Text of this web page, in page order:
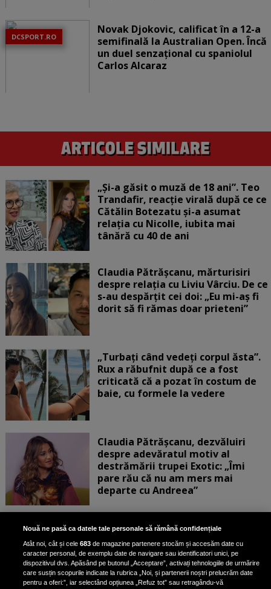
DCSPORT.RO
Novak Djokovic, calificat în a 12-a
semifinală la Australian Open. Încă
un duel senzațional cu spaniolul
Carlos Alcaraz
„Și-a găsit o muză de 18 ani”. Teo
Trandafir, reacție virală după ce ce
Cătălin Botezatu și-a asumat
relația cu Nicolle, iubita mai
tânără cu 40 de ani
Claudia Pătrășcanu, mărturisiri
despre relația cu Liviu Vârciu. De ce
s-au despărțit cei doi: „Eu mi-aș fi
dorit să fi rămas doar prieteni”
„Turbați când vedeți corpul ăsta”.
Rux a răbufnit după ce a fost
criticată că a pozat în costum de
baie, cu formele la vedere
Claudia Pătrășcanu, dezvăluiri
despre adevăratul motiv al
destrămării trupei Exotic: „Îmi
pare rău că nu am mers mai
departe cu Andreea”
Scene incredibile! Ilinca Vandici a
pus mâna pe aparatul de
fotografiat al unui paparazzo și i l-
a aruncat la gunoi: „S-a dus la
poliție. Nu mai aveam aer”
Nouă ne pasă ca datele tale personale să rămână confidențiale
Atât noi, cât și cele683 de magazine partenere stocăm și accesăm date cu
caracter personal, de exemplu date de navigare sau identificatori unici, pe
dispozitivul dvs. Apăsând pe butonul „Acceptare”, activați tehnologiile de urmărire
care susțin scopurile indicate la rubrica „Noi, și partenerii noștri prelucrăm date
pentru a oferi:”, iar selectând opțiunea „Refuz tot” sau retragându-vă